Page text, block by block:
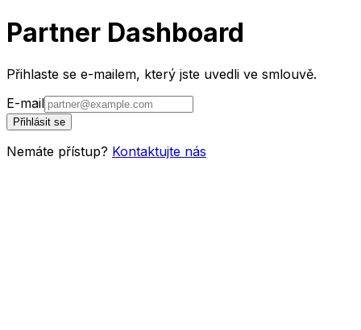
Partner Dashboard
Přihlaste se e-mailem, který jste uvedli ve smlouvě.
E-mail
Přihlásit se
Nemáte přístup? Kontaktujte nás